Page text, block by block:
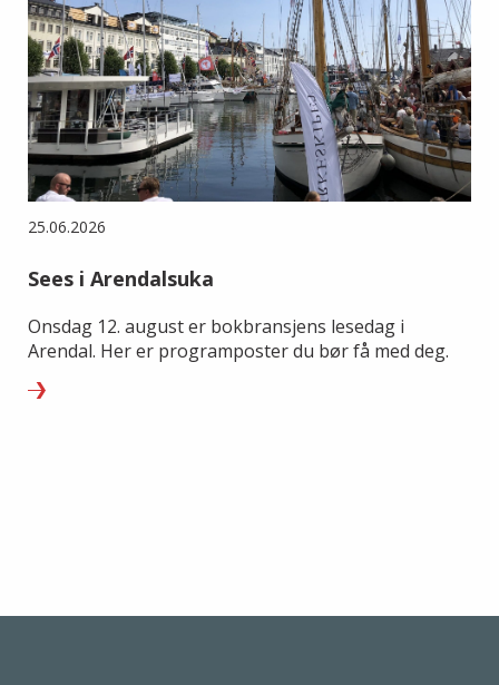
25.06.2026
Sees i Arendalsuka
Onsdag 12. august er bokbransjens lesedag i
Arendal. Her er programposter du bør få med deg.